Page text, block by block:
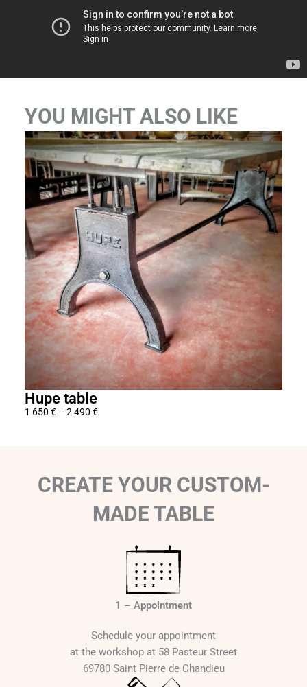
YOU MIGHT ALSO LIKE
Hupe table
1 650 € – 2 490 €
a
0
€
CREATE YOUR CUSTOM-
MADE TABLE
1 – Appointment
Schedule your appointment
at the workshop at 58 Pasteur Street
69780 Saint Pierre de Chandieu